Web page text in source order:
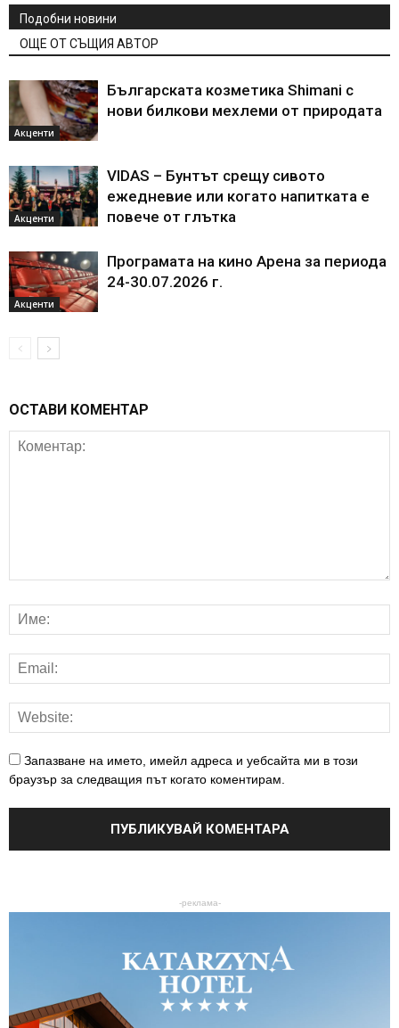
Подобни новини
ОЩЕ ОТ СЪЩИЯ АВТОР
Акценти
Българската козметика Shimani с
нови билкови мехлеми от природата
Акценти
VIDAS – Бунтът срещу сивото
ежедневие или когато напитката е
повече от глътка
Акценти
Програмата на кино Арена за периода
24-30.07.2026 г.
ОСТАВИ КОМЕНТАР
Запазване на името, имейл адреса и уебсайта ми в този
браузър за следващия път когато коментирам.
-реклама-